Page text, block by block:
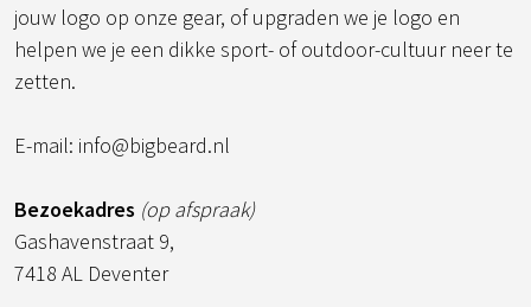
jouw logo op onze gear, of upgraden we je logo en
helpen we je een dikke sport- of outdoor-cultuur neer te
zetten.
E-mail: info@bigbeard.nl
Bezoekadres (op afspraak)
Gashavenstraat 9,
7418 AL Deventer